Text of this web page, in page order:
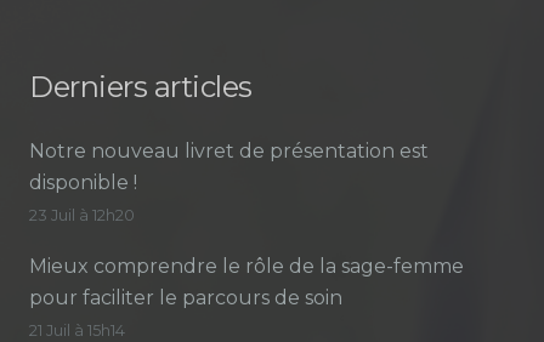
Derniers articles
Notre nouveau livret de présentation est
disponible !
23 Juil à 12h20
Mieux comprendre le rôle de la sage-femme
pour faciliter le parcours de soin
21 Juil à 15h14